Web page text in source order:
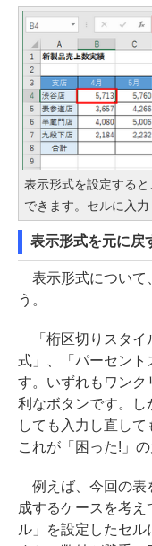
表示形式を設定する
できます。セルに入
表示形式を元に戻
表示形式について
う。
「桁区切りスタイ
式」、「パーセント
す。いずれもワンク
利なボタンです。し
しても入力し直して
これが「困った!」
例えば、今回の表
成するケースを考
ル」を設定したセ